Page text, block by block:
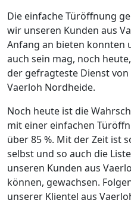
Die einfache Türöffnung
wir unseren Kunden aus
Anfang an bieten konnten
auch sein mag, noch
der gefragteste Dienst
Vaerloh Nordheide.
Noch heute ist die
mit einer einfachen
über 85 %. Mit der Zeit ist
selbst und so auch die
unseren Kunden aus
können, gewachsen.
unserer Klientel aus